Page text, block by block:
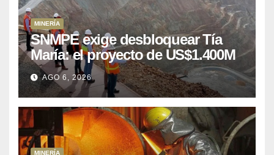
MINERÍA
SNMPE exige desbloquear Tía
María: el proyecto de US$1.400M
que Perú lleva 15 años
posponiendo
AGO 6, 2026
MINERÍA